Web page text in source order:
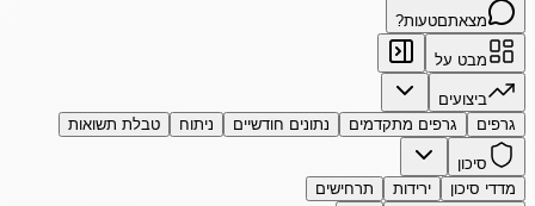
מצאתםטעות?
מבט על
ביצועים
גרפים
גרפים מתקדמים נתונים חודשיים ניתוח טבלת תשואות
סיכון
מדדי סיכון
ירידות תרחישים